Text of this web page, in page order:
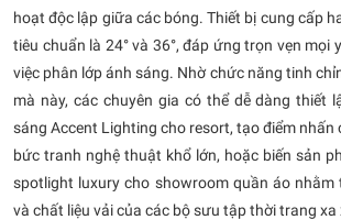
hoạt độc lập giữa các bóng. Thiết bị cung cấp
tiêu chuẩn là 24° và 36°, đáp ứng trọn vẹn mọi
việc phân lớp ánh sáng. Nhờ chức năng tinh
mà này, các chuyên gia có thể dễ dàng thiết
sáng Accent Lighting cho resort, tạo điểm nhấn
bức tranh nghệ thuật khổ lớn, hoặc biến sản
spotlight luxury cho showroom quần áo nhằm
và chất liệu vải của các bộ sưu tập thời trang xa